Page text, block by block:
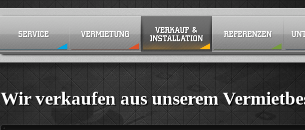
Wir verkaufen aus unserem